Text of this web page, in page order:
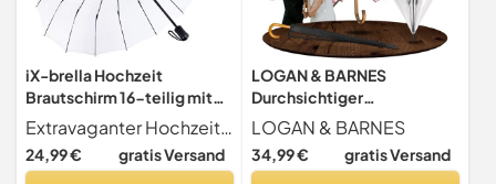
iX-brella Hochzeit
Brautschirm 16-teilig mit
Handöffner - weiß
Extravaganter Hochzeitsschirm, Regenschirm mit ca. 1 Meter Durchmesser für optimalen Schutz bei Wind und Regen, verkauft durch einen deutschen Händler.
24,99 € gratis Versand
LOGAN & BARNES
Durchsichtiger
Regenschirm Hochzeit mit
hochwertigem
Echtholzgriff Ø120cm -
LOGAN & BARNES
34,99 € gratis Versand